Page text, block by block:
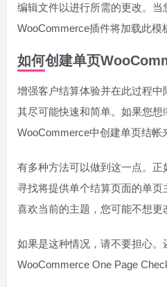
编辑文件以进行所需的更改。当
WooCommerce插件将加载此模
如何创建单页
增强客户结算体验并在此过程
其尽可能快速和简单。如果您
WooCommerce中创建单页结帐
有多种方法可以做到这一点。正
寻找将提供单个结算页面的单
喜欢当前的主题，您可能不想更
如果是这种情况，请不要担心。
WooCommerce One Page